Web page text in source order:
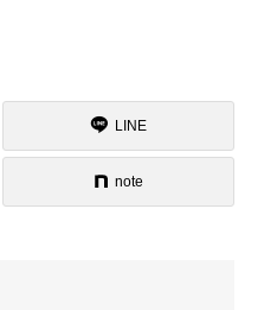
LINE
note